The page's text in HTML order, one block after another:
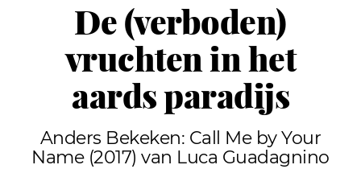
WETENSCHAP & CULTUUR
De (verboden)
vruchten in het
aards paradijs
Anders Bekeken: Call Me by Your
Name (2017) van Luca Guadagnino